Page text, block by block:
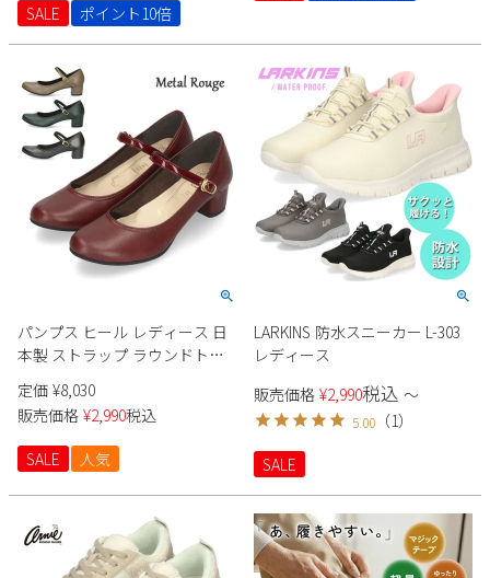
SALE
ポイント10倍
パンプス ヒール レディース 日
本製 ストラップ ラウンドトゥ
黒 ブラック グレー ワイン カー
キ 靴 18301 metal rouge メタル
ルージュ
定価 ¥8,030
販売価格 ¥2,990税込
SALE
人気
LARKINS 防水スニーカー L-303
レディース
販売価格 ¥2,990税込 〜
5.00 （1）
SALE